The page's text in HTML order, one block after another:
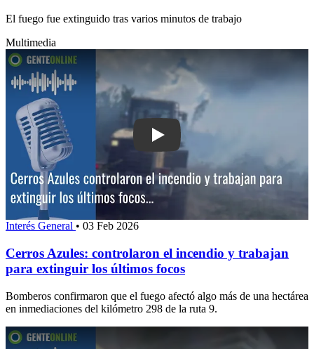
El fuego fue extinguido tras varios minutos de trabajo
Multimedia
Play: Cerros Azules: controlaron el
Interés General • 03 Feb 2026
Cerros Azules: controlaron el incendio y trabajan
para extinguir los últimos focos
Bomberos confirmaron que el fuego afectó algo más de una hectárea
en inmediaciones del kilómetro 298 de la ruta 9.